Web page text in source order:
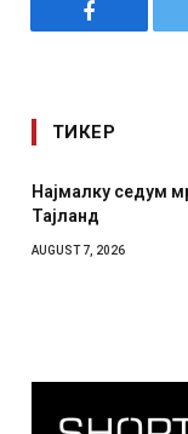
Facebook
ТИКЕР
Најмалку седум
Тајланд
AUGUST 7, 2026